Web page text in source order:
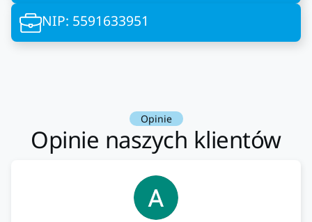
NIP: 5591633951
Opinie
Opinie naszych klientów